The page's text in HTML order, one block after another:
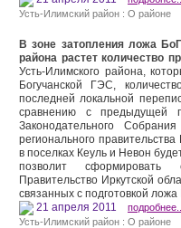
Усть-Илимский район : О районе
В зоне затопления ложа
района растет количество
Усть-Илимского района,
Богучанской ГЭС,
последней локальной
сравнению с предыдущей
Законодательного
регионального
в поселках Кеуль и Невон
позволит сформировать
Правительство Иркутской
связанных с подготовкой
21 апреля 2011 подробнее...
Усть-Илимский район : О районе